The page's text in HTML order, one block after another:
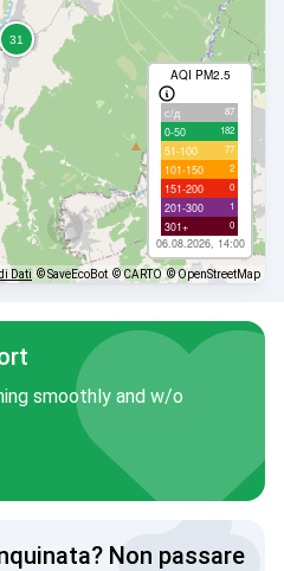
AQI PM2.5
с/д 87
0-50 182
51-100 77
101-150 2
151-200 0
201-300 1
301+ 0
06.08.2026, 14:00
Dati © SaveEcoBot © CARTO © OpenStreetMap
smoothly and w/o
Non passare